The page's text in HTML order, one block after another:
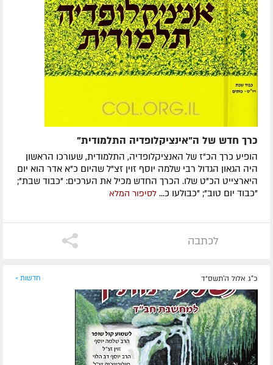
כרך חדש של ה"אינציקלופדיה התלמודית"
הופיע כרך הכ"ז של האנציקלופדיה, התלמודית, שעורכו הראשון
היה הגאון הגדול רבי שלמה יוסף זוין זצ"ל שהיום כ"א אדר הוא יום
היארצייט הכ"ט שלו. הכרך החדש מכיל את הערכים: "כבוד שבת";
"כבוד יום טוב"; "כבולעו כ... לסיפור המלא
לכתבה
כ"ג אלול ה׳תשס״ד חדשות »